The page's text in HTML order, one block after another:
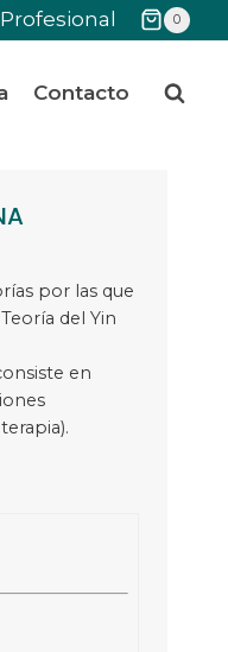
Profesional 0
Contacto
por las que
del Yin
en